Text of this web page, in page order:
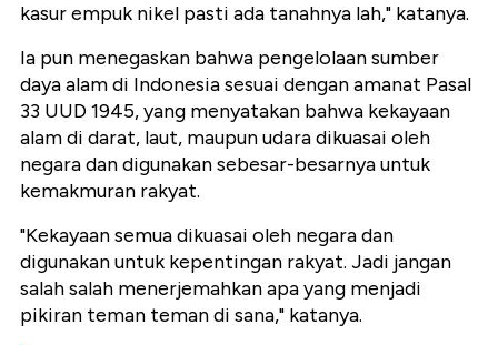
kasur empuk nikel pasti ada tanahnya lah," katanya.
Ia pun menegaskan bahwa pengelolaan sumber
daya alam di Indonesia sesuai dengan amanat Pasal
33 UUD 1945, yang menyatakan bahwa kekayaan
alam di darat, laut, maupun udara dikuasai oleh
negara dan digunakan sebesar-besarnya untuk
kemakmuran rakyat.
"Kekayaan semua dikuasai oleh negara dan
digunakan untuk kepentingan rakyat. Jadi jangan
salah salah menerjemahkan apa yang menjadi
pikiran teman teman di sana," katanya.